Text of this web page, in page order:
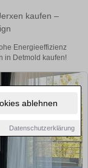
ablehnen
Datenschutzerklärung
kaufen –
Energieeffizienz
in Detmold kaufen!